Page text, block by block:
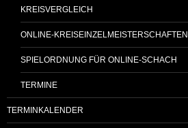
KREISVERGLEICH
ONLINE-KREISEINZELMEISTERSCHAFTEN
SPIELORDNUNG FÜR ONLINE-SCHACH
TERMINE
TERMINKALENDER